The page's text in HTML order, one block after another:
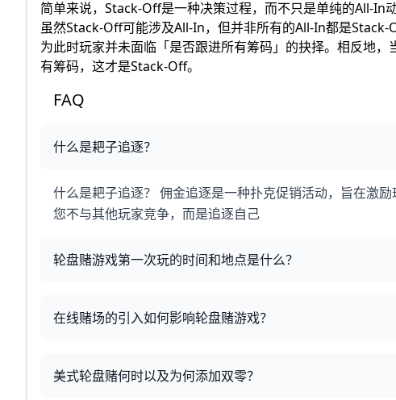
简单来说，Stack-Off是一种决策过程，而不只是单纯的All-In动
虽然Stack-Off可能涉及All-In，但并非所有的All-In都是
为此时玩家并未面临「是否跟进所有筹码」的抉择。相反地
有筹码，这才是Stack-Off。
FAQ
什么是耙子追逐？
什么是耙子追逐？ 佣金追逐是一种扑克促销活动，旨在激
您不与其他玩家竞争，而是追逐自己
轮盘赌游戏第一次玩的时间和地点是什么？
在线赌场的引入如何影响轮盘赌游戏？
美式轮盘赌何时以及为何添加双零？